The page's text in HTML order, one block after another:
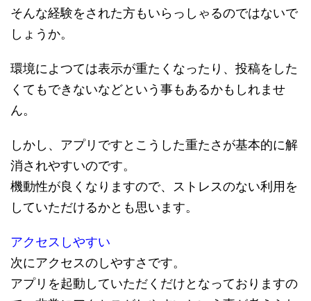
そんな経験をされた方もいらっしゃるのではないで
しょうか。
環境によつては表示が重たくなったり、投稿をした
くてもできないなどという事もあるかもしれませ
ん。
しかし、アプリですとこうした重たさが基本的に解
消されやすいのです。
機動性が良くなりますので、ストレスのない利用を
していただけるかとも思います。
アクセスしやすい
次にアクセスのしやすさです。
アプリを起動していただくだけとなっておりますの